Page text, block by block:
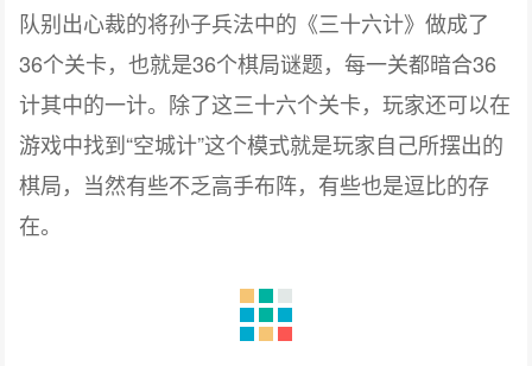
队别出心裁的将孙子兵法中的《三十六计》做成了
36个关卡，也就是36个棋局谜题，每一关都暗合36
计其中的一计。除了这三十六个关卡，玩家还可以在
游戏中找到“空城计”这个模式就是玩家自己所摆出的
棋局，当然有些不乏高手布阵，有些也是逗比的存
在。